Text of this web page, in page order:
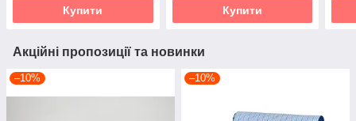
Купити Купити
Акційні пропозиції та новинки
–10% –10%